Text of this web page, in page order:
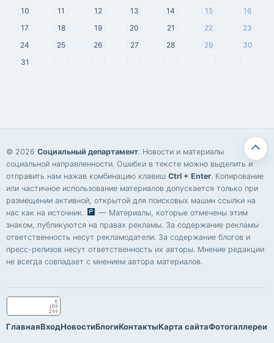
10
11 12 13 14 15
16
17
18 19 20 21 22
23
24
25 26 27 28 29
30
31
© 2026 Социальный департамент. Новости и материалы
социальной направленности. Ошибки в тексте можно выделить и
отправить нам нажав комбинацию клавиш Ctrl + Enter. Копирование
или частичное использование материалов допускается только при
размещении активной, открытой для поисковых машин ссылки на
нас как на источник.
— Материалы, которые отмечены этим
знаком, публикуются на правах рекламы. За содержание рекламы
ответственность несут рекламодатели. За содержание блогов и
пресс-релизов несут ответственность их авторы. Мнение редакции
не всегда совпадает с мнением автора материалов.
ГлавнаяВходНовостиБлогиКонтактыКарта сайтаФотогаллереи